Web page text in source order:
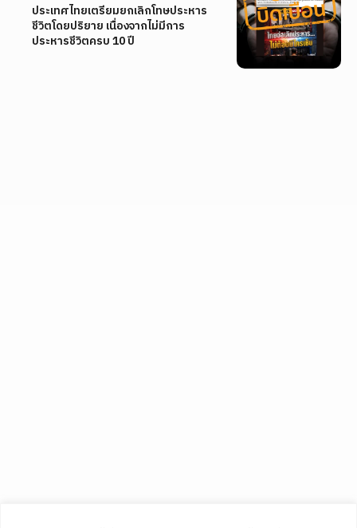
ประเทศไทยเตรียมยกเลิกโทษประหาร
ชีวิตโดยปริยาย เนื่องจากไม่มีการ
ประหารชีวิตครบ 10 ปี